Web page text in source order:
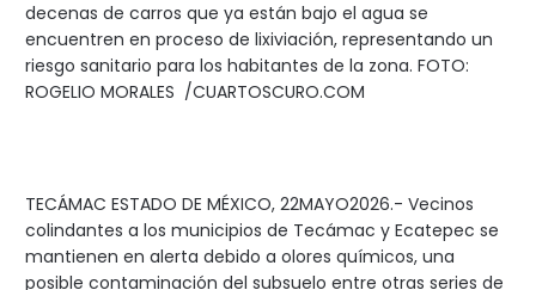
decenas de carros que ya están bajo el agua se
encuentren en proceso de lixiviación, representando un
riesgo sanitario para los habitantes de la zona. FOTO:
ROGELIO MORALES /CUARTOSCURO.COM
TECÁMAC ESTADO DE MÉXICO, 22MAYO2026.- Vecinos
colindantes a los municipios de Tecámac y Ecatepec se
mantienen en alerta debido a olores químicos, una
posible contaminación del subsuelo entre otras series de